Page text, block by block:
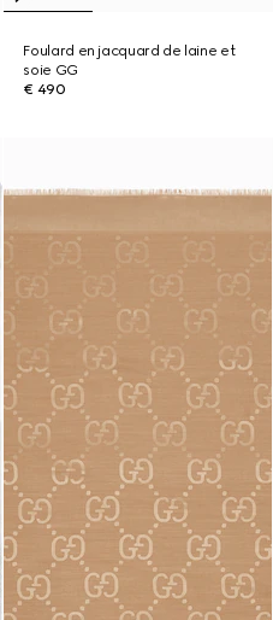
Foulard en jacquard de laine et
soie GG
€ 490